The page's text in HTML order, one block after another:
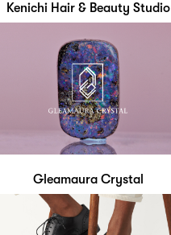
Kenichi Hair & Beauty Studio
Gleamaura Crystal